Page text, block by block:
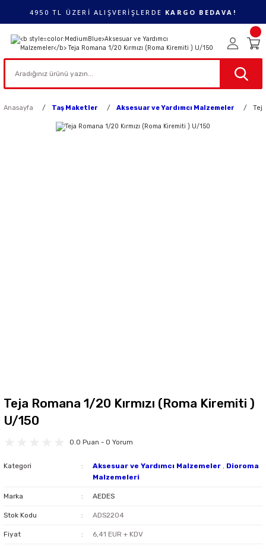
4950 TL ÜZERİ ALIŞVERİŞLERDE KARGO BEDAVA!
Anasayfa Taş Maketler Aksesuar ve Yardımcı Malzemeler
Teja Romana 1/20 Kırmızı (Roma Kiremiti )
U/150
0.0 Puan - 0 Yorum
Kategori Aksesuar ve Yardımcı Malzemeler , Dioroma
Malzemeleri
Marka AEDES
Stok Kodu ADS2204
Fiyat 6,41 EUR + KDV